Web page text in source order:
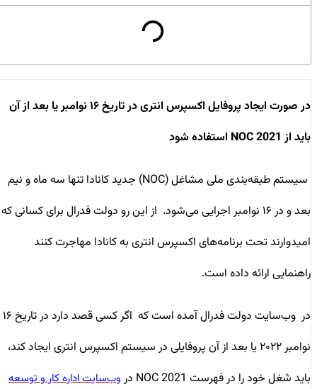
در صورت ایجاد پروفایل اکسپرس انتری در تاریخ ۱۶ نوامبر یا بعد از آن
باید از NOC 2021 استفاده شود
سیستم طبقه‌بندی ملی مشاغل (NOC) جدید کانادا تنها سه ماه و نیم
بعد و در ۱۶ نوامبر اجرایی می‌شود. از این رو دولت فدرال برای کسانی که
امیدوارند تحت برنامه‌های اکسپرس انتری به کانادا مهاجرت کنند
راهنمایی‌ ارائه داده است.
در وب‌سایت دولت فدرال آمده است که اگر کسی قصد دارد در تاریخ ۱۶
نوامبر ۲۰۲۲ یا بعد از آن پروفایلی در سیستم اکسپرس انتری ایجاد کند،
باید شغل خود را در فهرست NOC 2021 در
وب‌سایت اداره‌ کار و توسعه